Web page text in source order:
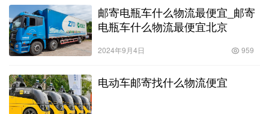
邮寄电瓶车什么物流最便宜_邮寄
电瓶车什么物流最便宜北京
2024年9月4日 959
电动车邮寄找什么物流便宜